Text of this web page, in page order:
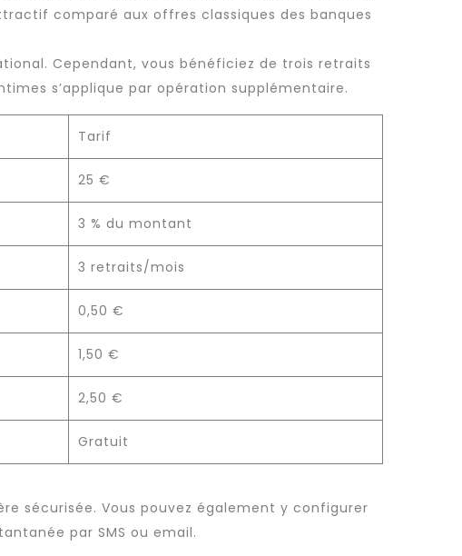
comparé aux offres classiques des banques
Cependant, vous bénéficiez de trois retraits
s’applique par opération supplémentaire.
Tarif
25 €
3 % du montant
3 retraits/mois
0,50 €
1,50 €
2,50 €
Gratuit
sécurisée. Vous pouvez également y configurer
par SMS ou email.